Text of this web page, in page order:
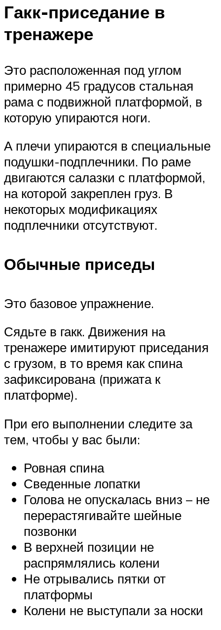
Гакк-приседание в
тренажере
Это расположенная под углом
примерно 45 градусов стальная
рама с подвижной платформой, в
которую упираются ноги.
А плечи упираются в специальные
подушки-подплечники. По раме
двигаются салазки с платформой,
на которой закреплен груз. В
некоторых модификациях
подплечники отсутствуют.
Обычные приседы
Это базовое упражнение.
Сядьте в гакк. Движения на
тренажере имитируют приседания
с грузом, в то время как спина
зафиксирована (прижата к
платформе).
При его выполнении следите за
тем, чтобы у вас были:
Ровная спина
Сведенные лопатки
Голова не опускалась вниз – не
перерастягивайте шейные
позвонки
В верхней позиции не
распрямлялись колени
Не отрывались пятки от
платформы
Колени не выступали за носки